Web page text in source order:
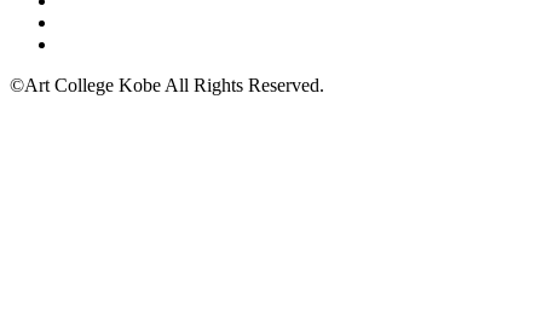
©Art College Kobe All Rights Reserved.